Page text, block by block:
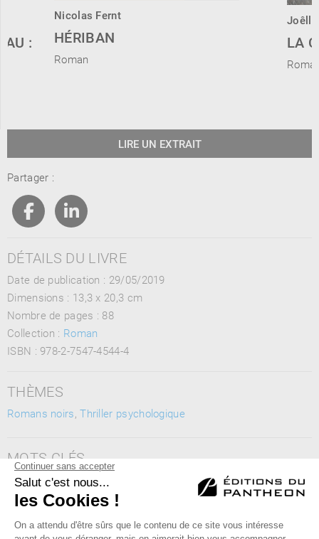
:
Nicolas Fernt
HÉRIBAN
Roman
Joêlle
LA
LIRE UN EXTRAIT
Partager :
DÉTAILS DU LIVRE
Date de publication : 29/05/2019
Dimensions : 13,3 x 20,3 cm
Nombre de pages : 88
Collection : Roman
ISBN : 978-2-7547-4544-4
THÈMES
Romans noirs,Thriller psychologique
MOTS CLÉS
trahison, amour, passion, enquête, couple, idylle, infidélité,
roman, sexe, journal intime